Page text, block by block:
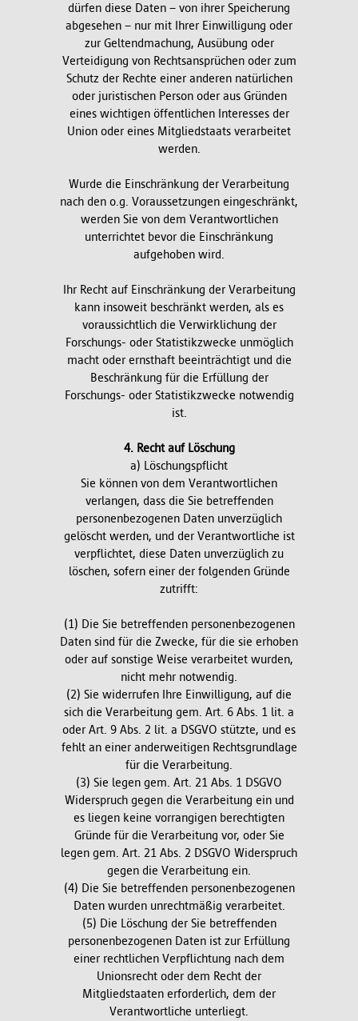
dürfen diese Daten – von ihrer Speicherung
abgesehen – nur mit Ihrer Einwilligung oder
zur Geltendmachung, Ausübung oder
Verteidigung von Rechtsansprüchen oder zum
Schutz der Rechte einer anderen natürlichen
oder juristischen Person oder aus Gründen
eines wichtigen öffentlichen Interesses der
Union oder eines Mitgliedstaats verarbeitet
werden.
Wurde die Einschränkung der Verarbeitung
nach den o.g. Voraussetzungen eingeschränkt,
werden Sie von dem Verantwortlichen
unterrichtet bevor die Einschränkung
aufgehoben wird.
Ihr Recht auf Einschränkung der Verarbeitung
kann insoweit beschränkt werden, als es
voraussichtlich die Verwirklichung der
Forschungs- oder Statistikzwecke unmöglich
macht oder ernsthaft beeinträchtigt und die
Beschränkung für die Erfüllung der
Forschungs- oder Statistikzwecke notwendig
ist.
4. Recht auf Löschung
a) Löschungspflicht
Sie können von dem Verantwortlichen
verlangen, dass die Sie betreffenden
personenbezogenen Daten unverzüglich
gelöscht werden, und der Verantwortliche ist
verpflichtet, diese Daten unverzüglich zu
löschen, sofern einer der folgenden Gründe
zutrifft:
(1) Die Sie betreffenden personenbezogenen
Daten sind für die Zwecke, für die sie erhoben
oder auf sonstige Weise verarbeitet wurden,
nicht mehr notwendig.
(2) Sie widerrufen Ihre Einwilligung, auf die
sich die Verarbeitung gem. Art. 6 Abs. 1 lit. a
oder Art. 9 Abs. 2 lit. a DSGVO stützte, und es
fehlt an einer anderweitigen Rechtsgrundlage
für die Verarbeitung.
(3) Sie legen gem. Art. 21 Abs. 1 DSGVO
Widerspruch gegen die Verarbeitung ein und
es liegen keine vorrangigen berechtigten
Gründe für die Verarbeitung vor, oder Sie
legen gem. Art. 21 Abs. 2 DSGVO Widerspruch
gegen die Verarbeitung ein.
(4) Die Sie betreffenden personenbezogenen
Daten wurden unrechtmäßig verarbeitet.
(5) Die Löschung der Sie betreffenden
personenbezogenen Daten ist zur Erfüllung
einer rechtlichen Verpflichtung nach dem
Unionsrecht oder dem Recht der
Mitgliedstaaten erforderlich, dem der
Verantwortliche unterliegt.